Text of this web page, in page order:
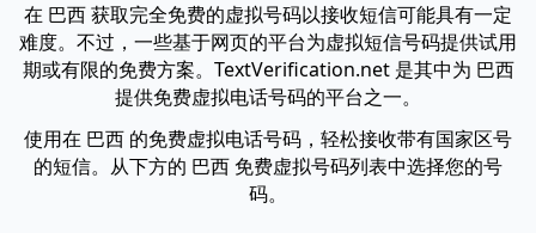
在 巴西 获取完全免费的虚拟号码以接收短信可能具有一定
难度。不过，一些基于网页的平台为虚拟短信号码提供试用
期或有限的免费方案。TextVerification.net 是其中为 巴西
提供免费虚拟电话号码的平台之一。
使用在 巴西 的免费虚拟电话号码，轻松接收带有国家区号
的短信。从下方的 巴西 免费虚拟号码列表中选择您的号
码。